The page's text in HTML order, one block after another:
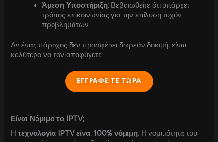
Άμεση Υποστήριξη: Βεβαιωθείτε ότι υπάρχει
τρόπος επικοινωνίας για την επίλυση τυχόν
προβλημάτων.
Αν ένας πάροχος δεν προσφέρει δωρεάν δοκιμή, είναι
καλύτερο να τον αποφύγετε.
ΕΓΓΡΑΦΕΙΤΕ ΤΩΡΑ
Είναι Νόμιμο το IPTV;
Ητεχνολογία IPTV είναι 100% νόμιμη. Η νομιμότητα του